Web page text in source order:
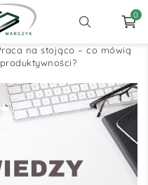
0
na stojąco – co mówią